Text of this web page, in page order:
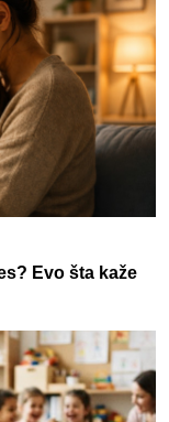
Evo šta kaže